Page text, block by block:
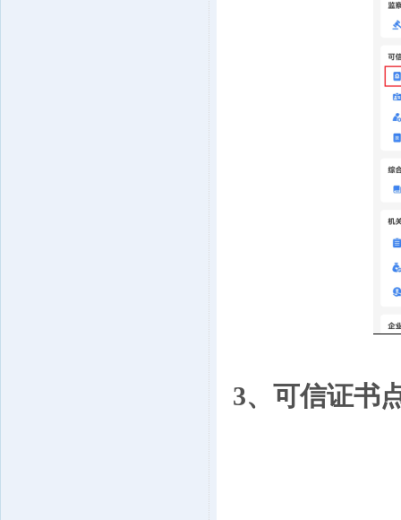
3、可信证书